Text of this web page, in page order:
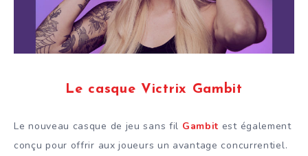
Le casque Victrix Gambit
Le nouveau casque de jeu sans fil Gambit est également
conçu pour offrir aux joueurs un avantage concurrentiel.